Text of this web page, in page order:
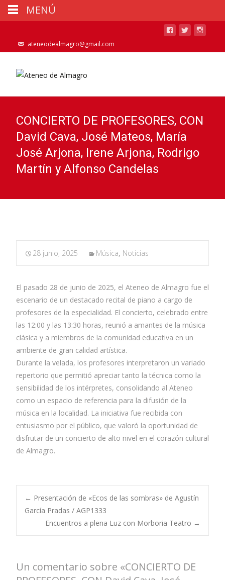
ateneodealmagro@gmail.com
CONCIERTO DE PROFESORES, CON
David Cava, José Mateos, María
José Arjona, Irene Arjona, Rodrigo
Martín y Alfonso Candelas
28 junio, 2025 Música, Noticias
El pasado 28 de junio de 2025, el Ateneo de Almagro fue el
escenario de un destacado recital de piano a cargo de
profesores de la especialidad. El concierto, celebrado entre
las 12:00 y las 13:30 horas, reunió a amantes de la música
clásica y a miembros de la comunidad educativa en un
ambiente de gran calidad artística.
Durante la velada, los profesores interpretaron un variado
repertorio que permitió apreciar tanto la técnica como la
sensibilidad de los intérpretes, consolidando al Ateneo
como un espacio de referencia para la difusión de la
música en la localidad. La iniciativa fue recibida con
entusiasmo por el público, que valoró la oportunidad de
disfrutar de un concierto de alto nivel en el corazón cultural
de Almagro.
← Presentación de «Ecos de las sombras» de Agustín
García Pradas / AGP1333
Encuentros a plena Luz con Morboria Teatro →
Un comentario sobre «CONCIERTO DE
MENÚ